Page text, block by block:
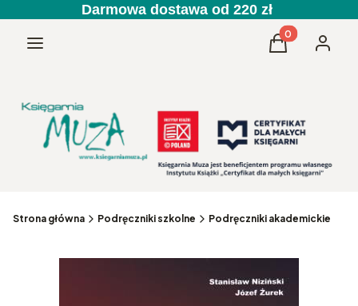
Darmowa dostawa od 220 zł
Menu Produkty w
Koszyk
Strona główna Podręczniki szkolne Podręczniki akademickie